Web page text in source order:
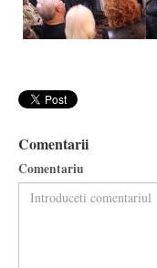
Comentarii
Comentariu